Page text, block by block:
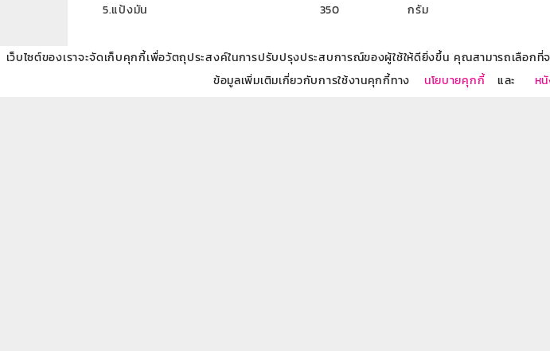
เว็บไซต์ของเราจะจัดเก็บคุกกี้เพื่อวัตถุประสงค์ในการปรับปรุงประสบการณ์ของผู้ใช้ให้ดียิ่งขึ้น คุณสามารถเลือก
ข้อมูลเพิ่มเติมเกี่ยวกับการใช้งานคุกกี้ทาง
นโยบายคุกกี้ และ ห
5.แป้งมัน 350 กรัม
แอดมิน โอเอฟแอล